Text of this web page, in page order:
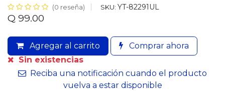
(0 reseña) SKU: YT-82291UL
Q 99.00
Agregar al carrito
Comprar ahora
Sin existencias
Reciba una notificación cuando el producto
vuelva a estar disponible